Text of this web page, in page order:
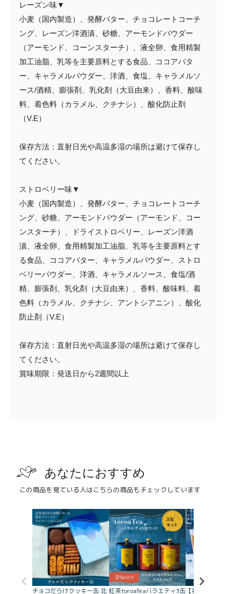
レーズン味▼
小麦（国内製造）、発酵バター、チョコレートコーチ
ング、レーズン洋酒漬、砂糖、アーモンドパウダー
（アーモンド、コーンスターチ）、液全卵、食用精製
加工油脂、乳等を主要原料とする食品、ココアバタ
ー、キャラメルパウダー、洋酒、食塩、キャラメルソ
ース/酒精、膨張剤、乳化剤（大豆由来）、香料、酸味
料、着色料（カラメル、クチナシ）、酸化防止剤
（V.E）
保存方法：直射日光や高温多湿の場所は避けて保存し
てください。
ストロベリー味▼
小麦（国内製造）、発酵バター、チョコレートコーチ
ング、砂糖、アーモンドパウダー（アーモンド、コー
ンスターチ）、ドライストロベリー、レーズン洋酒
漬、液全卵、食用精製加工油脂、乳等を主要原料とす
る食品、ココアバター、キャラメルパウダー、ストロ
ベリーパウダー、洋酒、キャラメルソース、食塩/酒
精、膨張剤、乳化剤（大豆由来）、香料、酸味料、着
色料（カラメル、クチナシ、アントシアニン）、酸化
防止剤（V.E）
保存方法：直射日光や高温多湿の場所は避けて保存し
てください。
賞味期限：発送日から2週間以上
あなたにおすすめ
この商品を見ている人はこちらの商品もチェックしています
チョコだらけクッキー缶 北 紅茶toroaTeaバラエティ3缶 【初！】